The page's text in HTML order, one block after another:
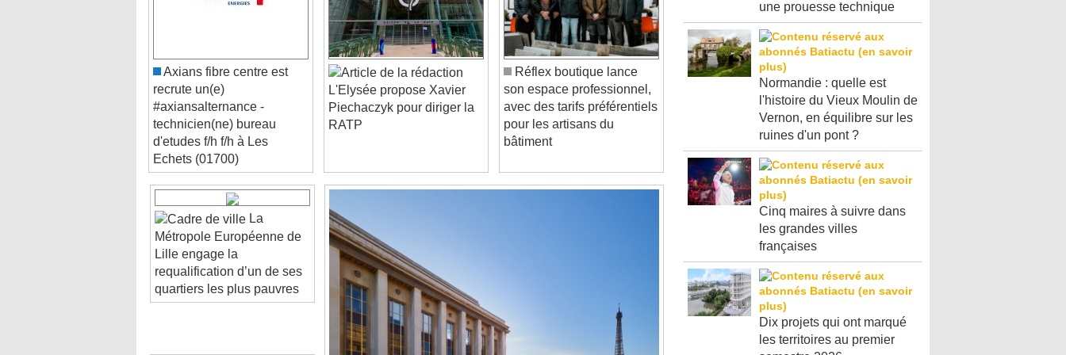
Video Player is loading.
recrute un(e)
#axiansalternance -
technicien(ne) bureau
d'etudes f/h f/h à Les
Echets (01700)
L'Elysée propose Xavier
Piechaczyk pour diriger la
RATP
Réflex boutique lance
son espace professionnel,
avec des tarifs préférentiels
pour les artisans du
bâtiment
Métropole Européenne de
Lille engage la
requalification d’un de ses
quartiers les plus pauvres
une prouesse technique
Normandie : quelle est
l'histoire du Vieux Moulin de
Vernon, en équilibre sur les
ruines d'un pont ?
Cinq maires à suivre dans
les grandes villes
françaises
Dix projets qui ont marqué
les territoires au premier